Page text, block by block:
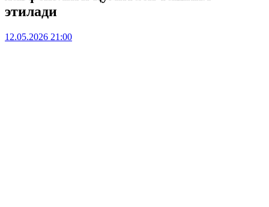
этилади
12.05.2026 21:00